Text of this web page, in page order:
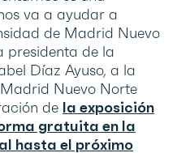
va a ayudar a
de Madrid Nuevo
presidenta de la
Díaz Ayuso, a la
Nuevo Norte
de la exposición
gratuita en la
hasta el próximo